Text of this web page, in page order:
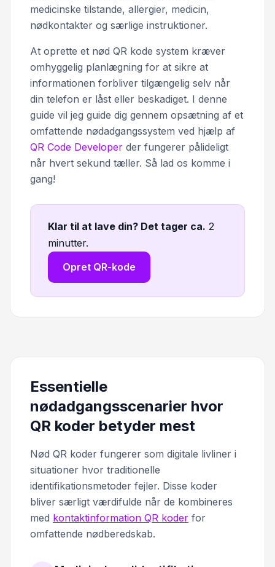
medicinske tilstande, allergier, medicin,
nødkontakter og særlige instruktioner.
At oprette et nød QR kode system kræver
omhyggelig planlægning for at sikre at
informationen forbliver tilgængelig selv når
din telefon er låst eller beskadiget. I denne
guide vil jeg guide dig gennem opsætning af et
omfattende nødadgangssystem ved hjælp af
QR Code Developer der fungerer pålideligt
når hvert sekund tæller. Så lad os komme i
gang!
Klar til at lave din? Det tager ca. 2
minutter.
Opret QR-kode
Essentielle
nødadgangsscenarier hvor
QR koder betyder mest
Nød QR koder fungerer som digitale livliner i
situationer hvor traditionelle
identifikationsmetoder fejler. Disse koder
bliver særligt værdifulde når de kombineres
med kontaktinformation QR koder for
omfattende nødberedskab.